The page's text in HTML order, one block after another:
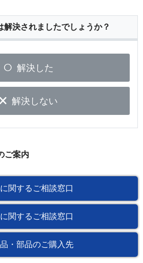
解決されましたでしょうか？
解決した
解決しない
ご案内
関するご相談窓口
関するご相談窓口
・部品のご購入先